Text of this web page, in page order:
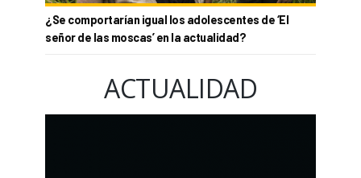
¿Se comportarían igual los adolescentes de ‘El
señor de las moscas’ en la actualidad?
ACTUALIDAD